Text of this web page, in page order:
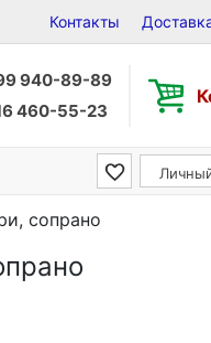
Контакты
940-89-89
460-55-23
сопрано